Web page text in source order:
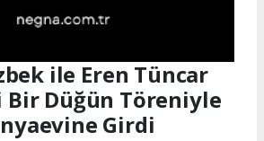
ile Eren Tüncar
Bir Düğün Töreniyle
Girdi